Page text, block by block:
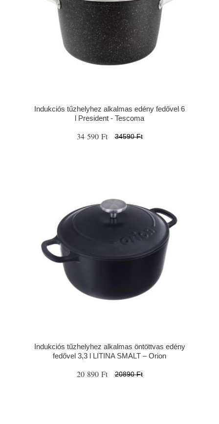
Indukciós tűzhelyhez alkalmas edény fedővel 6
l President - Tescoma
34 590 Ft 34590 Ft
Indukciós tűzhelyhez alkalmas öntöttvas edény
fedővel 3,3 l LITINA SMALT – Orion
20 890 Ft 20890 Ft